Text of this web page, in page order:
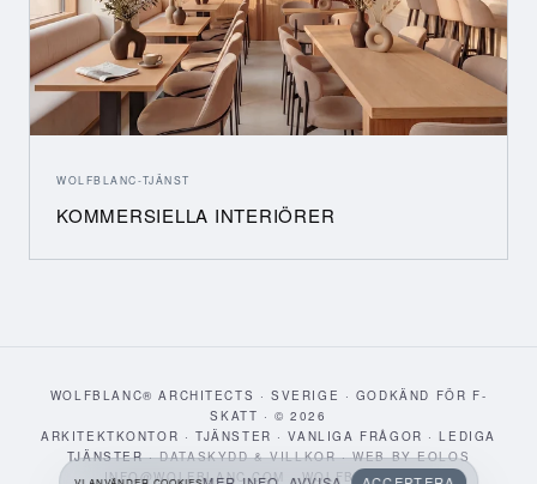
WOLFBLANC-TJÄNST
KOMMERSIELLA INTERIÖRER
WOLFBLANC® ARCHITECTS · SVERIGE · GODKÄND FÖR F-
SKATT · © 2026
ARKITEKTKONTOR · TJÄNSTER ·VANLIGA FRÅGOR ·LEDIGA
TJÄNSTER·DATASKYDD & VILLKOR·WEB BY EOLOS
INFO@WOLFBLANC.COM ·WOLFBLANC.COM